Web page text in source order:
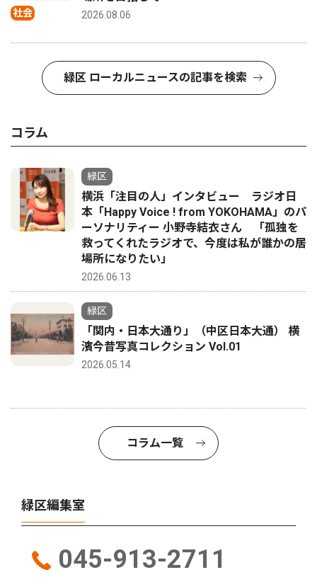
社会 2026.08.06
緑区 ローカルニュースの記事を検索
コラム
緑区
横浜「注目の人」インタビュー ラジオ日
本「Happy Voice ! from YOKOHAMA」のパ
ーソナリティー 小野寺結衣さん 「孤独を
救ってくれたラジオで、今度は私が誰かの居
場所になりたい」
2026.06.13
緑区
「関内・日本大通り」（中区日本大通） 横
濱今昔写真コレクション Vol.01
2026.05.14
コラム一覧
緑区編集室
045-913-2711